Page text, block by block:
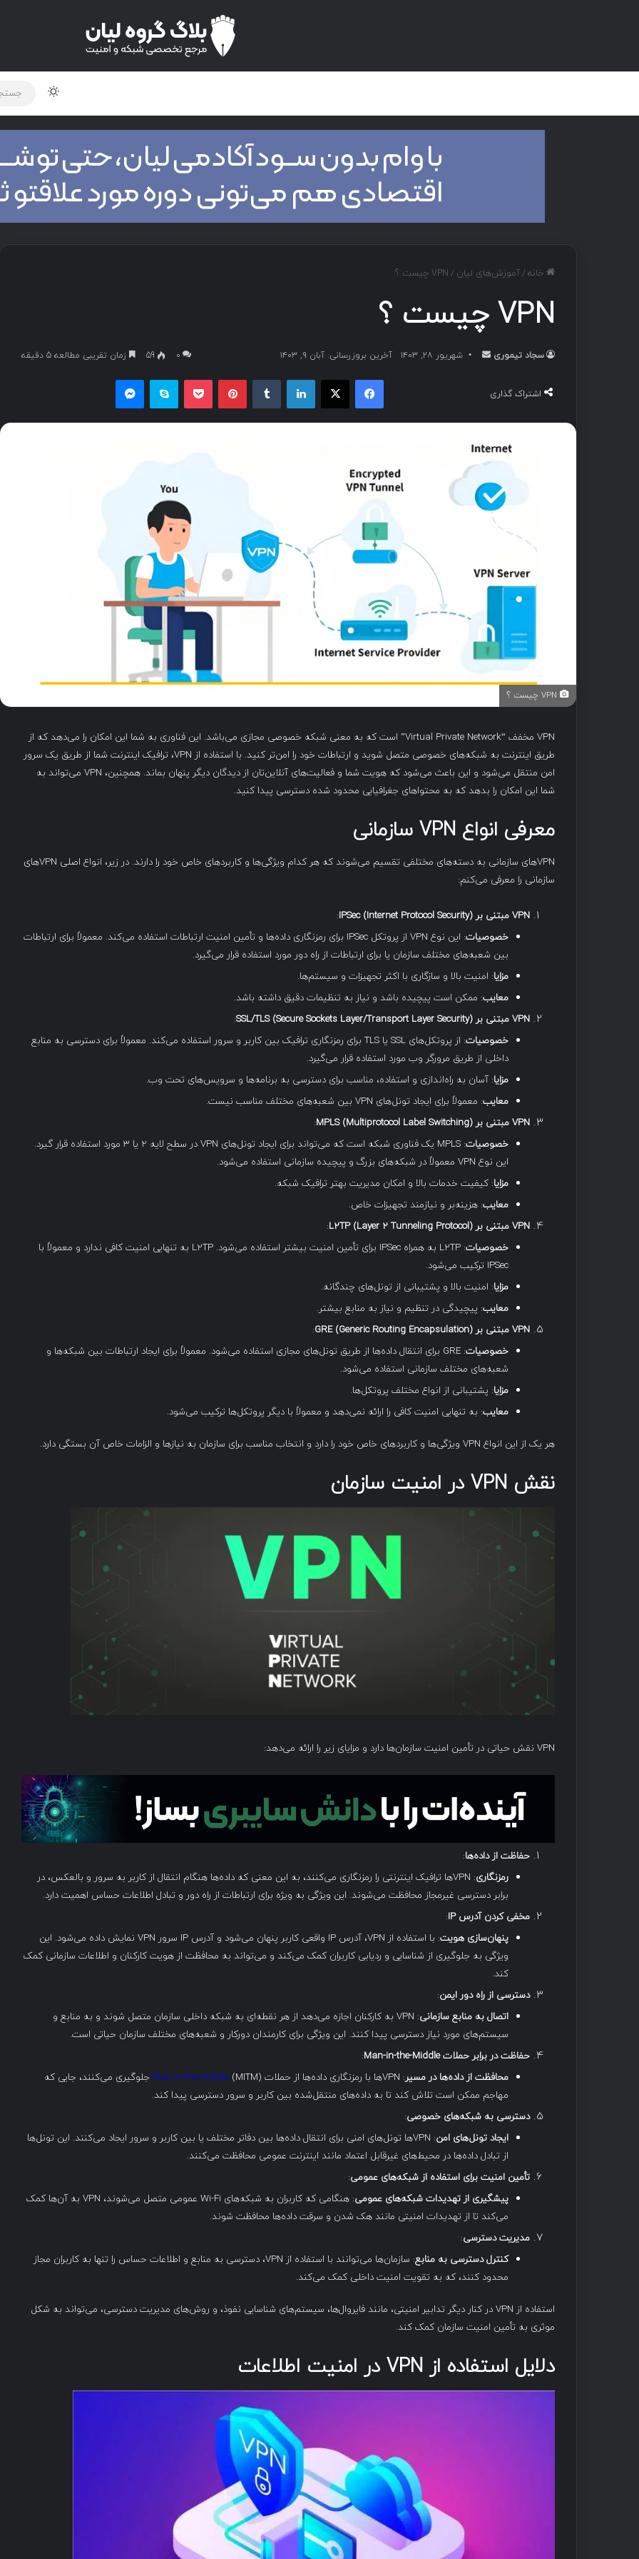
تغییر
خانه/آموزش‌های لیان / VPN چیست ؟
VPN چیست ؟
سجاد تیموری
ل
ی
م
شهریور ۲۸, ۱۴۰۳ آخرین بروزرسانی: آبان ۹, ۱۴۰۳ ۰ 59 زمان تقریبی مطالعه 5 دقیقه
اشتراک گذاری
فیسبوک ایکس لینکداین پینتریست پاکت اسکایپ
VPN مخفف “Virtual Private Network” است که به معنی شبکه خصوصی مجازی می‌باشد. این فناوری به شما این امکان را می‌دهد که از
طریق اینترنت به شبکه‌های خصوصی متصل شوید و ارتباطات خود را امن‌تر کنید. با استفاده از VPN، ترافیک اینترنت شما از طریق یک سرور
امن منتقل می‌شود و این باعث می‌شود که هویت شما و فعالیت‌های آنلاین‌تان از دیدگان دیگر پنهان بماند. همچنین، VPN می‌تواند به
شما این امکان را بدهد که به محتواهای جغرافیایی محدود شده دسترسی پیدا کنید.
معرفی انواع سازمانی
VPNهای سازمانی به دسته‌های مختلفی تقسیم می‌شوند که هر کدام ویژگی‌ها و کاربردهای خاص خود را دارند. در زیر، انواع اصلی VPNهای
سازمانی را معرفی می‌کنم:
VPN مبتنی برIPSec (Internet Protocol Security)
:
خصوصیات
: این نوع VPN از پروتکل IPSec برای رمزنگاری داده‌ها و تأمین امنیت ارتباطات استفاده می‌کند. معمولاً برای ارتباطات
بین شعبه‌های مختلف سازمان یا برای ارتباطات از راه دور مورد استفاده قرار می‌گیرد.
مزایا: امنیت بالا و سازگاری با اکثر تجهیزات و سیستم‌ها.
معایب: ممکن است پیچیده باشد و نیاز به تنظیمات دقیق داشته باشد.
VPN مبتنی برSSL/TLS (Secure Sockets Layer/Transport Layer Security)
:
خصوصیات
: از پروتکل‌های SSL یا TLS برای رمزنگاری ترافیک بین کاربر و سرور استفاده می‌کند. معمولاً برای دسترسی به منابع
داخلی از طریق مرورگر وب مورد استفاده قرار می‌گیرد.
مزایا: آسان به راه‌اندازی و استفاده، مناسب برای دسترسی به برنامه‌ها و سرویس‌های تحت وب.
معایب: معمولاً برای ایجاد تونل‌های VPN بین شعبه‌های مختلف مناسب نیست.
VPN مبتنی برMPLS (Multiprotocol Label Switching)
:
خصوصیات
: MPLS یک فناوری شبکه است که می‌تواند برای ایجاد تونل‌های VPN در سطح لایه ۲ یا ۳ مورد استفاده قرار گیرد.
این نوع VPN معمولاً در شبکه‌های بزرگ و پیچیده سازمانی استفاده می‌شود.
مزایا: کیفیت خدمات بالا و امکان مدیریت بهتر ترافیک شبکه.
معایب: هزینه‌بر و نیازمند تجهیزات خاص.
VPN مبتنی برL2TP (Layer 2 Tunneling Protocol)
:
خصوصیات
: L2TP به همراه IPSec برای تأمین امنیت بیشتر استفاده می‌شود. L2TP به تنهایی امنیت کافی ندارد و معمولاً با
IPSec ترکیب می‌شود.
مزایا: امنیت بالا و پشتیبانی از تونل‌های چندگانه.
معایب: پیچیدگی در تنظیم و نیاز به منابع بیشتر.
VPN مبتنی برGRE (Generic Routing Encapsulation)
:
خصوصیات
: GRE برای انتقال داده‌ها از طریق تونل‌های مجازی استفاده می‌شود. معمولاً برای ایجاد ارتباطات بین شبکه‌ها و
شعبه‌های مختلف سازمانی استفاده می‌شود.
مزایا: پشتیبانی از انواع مختلف پروتکل‌ها.
معایب: به تنهایی امنیت کافی را ارائه نمی‌دهد و معمولاً با دیگر پروتکل‌ها ترکیب می‌شود.
هر یک از این انواع VPN ویژگی‌ها و کاربردهای خاص خود را دارد و انتخاب مناسب برای سازمان به نیازها و الزامات خاص آن بستگی دارد.
نقش در امنیت سازمان
VPN نقش حیاتی در تأمین امنیت سازمان‌ها دارد و مزایای زیر را ارائه می‌دهد:
حفاظت از داده‌ها:
رمزنگاری
: VPN‌ها ترافیک اینترنتی را رمزنگاری می‌کنند، به این معنی که داده‌ها هنگام انتقال از کاربر به سرور و بالعکس، در
برابر دسترسی غیرمجاز محافظت می‌شوند. این ویژگی به ویژه برای ارتباطات از راه دور و تبادل اطلاعات حساس اهمیت دارد.
مخفی کردن آدرس IP
:
پنهان‌سازی هویت
: با استفاده از VPN، آدرس IP واقعی کاربر پنهان می‌شود و آدرس IP سرور VPN نمایش داده می‌شود. این
ویژگی به جلوگیری از شناسایی و ردیابی کاربران کمک می‌کند و می‌تواند به محافظت از هویت کارکنان و اطلاعات سازمانی کمک
کند.
دسترسی از راه دور ایمن:
اتصال به منابع سازمانی
: VPN به کارکنان اجازه می‌دهد از هر نقطه‌ای به شبکه داخلی سازمان متصل شوند و به منابع و
سیستم‌های مورد نیاز دسترسی پیدا کنند. این ویژگی برای کارمندان دورکار و شعبه‌های مختلف سازمان حیاتی است.
حفاظت در برابر حملاتMan-in-the-Middle
:
محافظت از داده‌ها در مسیر: VPN‌ها با رمزنگاری داده‌ها از حملات Man-in-the-Middle (MITM) جلوگیری می‌کنند، جایی که
مهاجم ممکن است تلاش کند تا به داده‌های منتقل‌شده بین کاربر و سرور دسترسی پیدا کند.
دسترسی به شبکه‌های خصوصی:
ایجاد تونل‌های امن
: VPN‌ها تونل‌های امنی برای انتقال داده‌ها بین دفاتر مختلف یا بین کاربر و سرور ایجاد می‌کنند. این تونل‌ها
از تبادل داده‌ها در محیط‌های غیرقابل اعتماد مانند اینترنت عمومی محافظت می‌کنند.
تأمین امنیت برای استفاده از شبکه‌های عمومی:
پیشگیری از تهدیدات شبکه‌های عمومی
: هنگامی که کاربران به شبکه‌های Wi-Fi عمومی متصل می‌شوند، VPN به آن‌ها کمک
می‌کند تا از تهدیدات امنیتی مانند هک شدن و سرقت داده‌ها محافظت شوند.
مدیریت دسترسی:
کنترل دسترسی به منابع
: سازمان‌ها می‌توانند با استفاده از VPN، دسترسی به منابع و اطلاعات حساس را تنها به کاربران مجاز
محدود کنند، که به تقویت امنیت داخلی کمک می‌کند.
استفاده از VPN در کنار دیگر تدابیر امنیتی، مانند فایروال‌ها، سیستم‌های شناسایی نفوذ، و روش‌های مدیریت دسترسی، می‌تواند به شکل
موثری به تأمین امنیت سازمان کمک کند.
دلایل استفاده از در امنیت اطلاعات